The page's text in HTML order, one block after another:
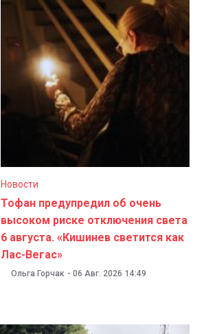
Новости
Тофан предупредил об очень
высоком риске отключения света
6 августа. «Кишинев светится как
Лас-Вегас»
Ольга Горчак - 06 Авг. 2026 14:49